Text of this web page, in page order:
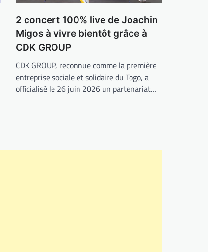
2 concert 100% live de Joachin
Migos à vivre bientôt grâce à
CDK GROUP
CDK GROUP, reconnue comme la première
entreprise sociale et solidaire du Togo, a
officialisé le 26 juin 2026 un partenariat…